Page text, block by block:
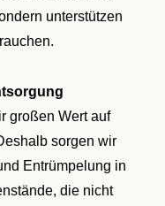
unterstützen
großen Wert auf
sorgen wir
Entrümpelung in
die nicht